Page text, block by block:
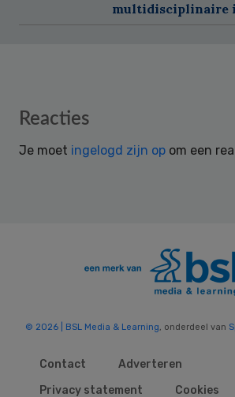
multidisciplinaire
Reader
Reacties
Je moet ingelogd zijn op om een
© 2026 | BSL Media & Learning, onderdeel van
Contact
Adverteren
Privacy statement
Cookies